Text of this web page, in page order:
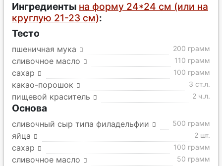
Ингредиенты на форму 24*24 см (или на
круглую 21-23 см):
Тесто
пшеничная мука 200 грамм
сливочное масло 110 грамм
сахар 100 грамм
какао-порошок 3 ст.л.
пищевой краситель 2 ч.л.
Основа
сливочный сыр типа филадельфии 500 грамм
яйца 2 шт.
сахар 100 грамм
сливочное масло 50 грамм